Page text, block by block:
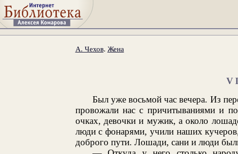
А. Чехов. Жена
Был уже восьмой час вечера. Из
провожали нас с причитываниями и
очках, девочки и мужик, а около
люди с фонарями, учили наших
доброго пути. Лошади, сани и люди